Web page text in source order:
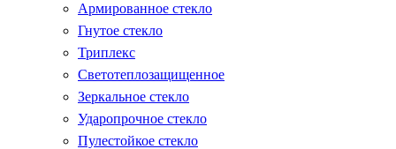
Армированное стекло
Гнутое стекло
Триплекс
Светотеплозащищенное
Зеркальное стекло
Ударопрочное стекло
Пулестойкое стекло